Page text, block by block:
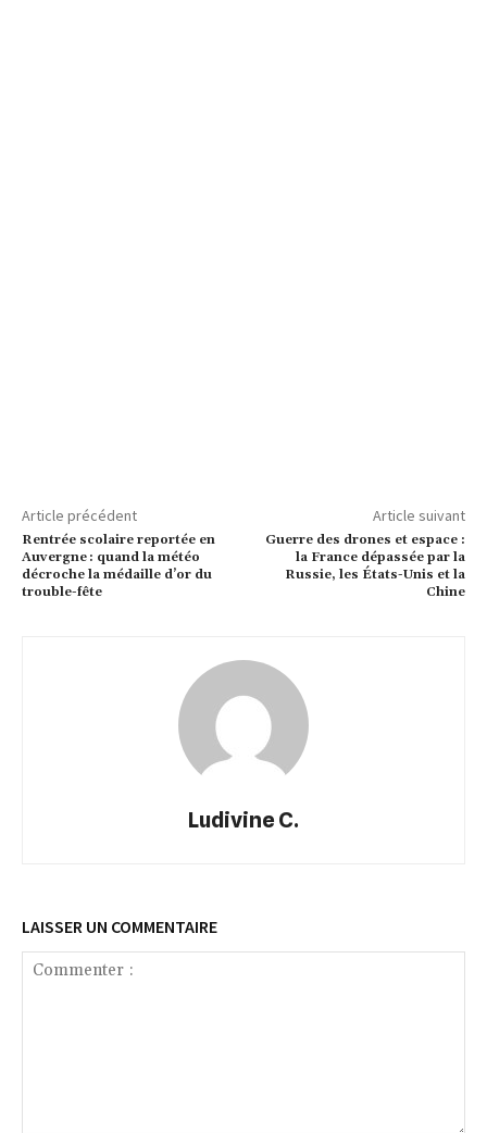
Article précédent
Rentrée scolaire reportée en
Auvergne : quand la météo
décroche la médaille d’or du
trouble-fête
Article suivant
Guerre des drones et espace :
la France dépassée par la
Russie, les États-Unis et la
Chine
Ludivine C.
LAISSER UN COMMENTAIRE